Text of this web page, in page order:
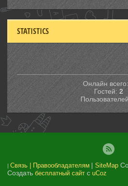
STATISTICS
Онлайн всего:
Гостей: 2
| Связь | Правообладателям | SiteMap
Создать бесплатный сайт с uCoz